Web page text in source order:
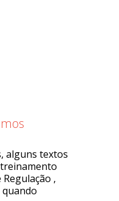
alguns textos
,